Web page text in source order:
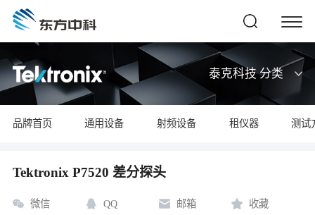
泰克科技 分类
品牌首页 通用设备 射频设备 租仪器 测试
Tektronix P7520 差分探头
微信 QQ 邮箱 收藏